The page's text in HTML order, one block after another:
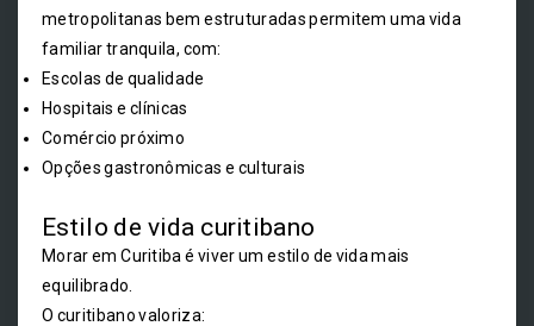
metropolitanas bem estruturadas permitem uma vida
familiar tranquila, com:
Escolas de qualidade
Hospitais e clínicas
Comércio próximo
Opções gastronômicas e culturais
Estilo de vida curitibano
Morar em Curitiba é viver um estilo de vida mais
equilibrado.
O curitibano valoriza: